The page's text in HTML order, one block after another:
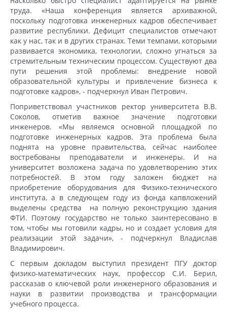
труда. «Наша конференция является архиважной,
поскольку подготовка инженерных кадров обеспечивает
развитие республики. Дефицит специалистов отмечают
как у нас, так и в других странах. Теми темпами, которыми
развивается экономика, технологии, сложно угнаться за
стремительным техническим процессом. Существуют два
пути решения этой проблемы: внедрение новой
образовательной культуры и привлечение бизнеса к
подготовке кадров», - подчеркнул Иван Петрович.
Поприветствовал участников ректор университета В.В.
Соколов, отметив важное значение подготовки
инженеров. «Мы являемся основной площадкой по
подготовке инженерных кадров. Эта проблема была
поднята на уровне правительства, сейчас наиболее
востребованы преподаватели и инженеры. И на
университет возложена задача по удовлетворению этих
потребностей. В этом году заложен бюджет на
приобретение оборудования для Физико-технического
института, а в следующем году из фонда капвложений
выделены средства на полную реконструкцию здания
ФТИ. Поэтому государство не только заинтересовано в
том, чтобы мы готовили кадры, но и создает условия для
реализации этой задачи», - подчеркнул Владислав
Владимирович.
С первым докладом выступил президент ПГУ доктор
физико-математических наук, профессор С.И. Берил,
рассказав о ключевой роли инженерного образования и
науки в развитии производства и трансформации
учебного процесса.